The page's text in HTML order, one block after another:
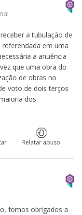
a tubulação de
em uma
a anuência
que uma obra do
de obras no
voto de dois terços
dos
Relatar abuso
fomos obrigados a